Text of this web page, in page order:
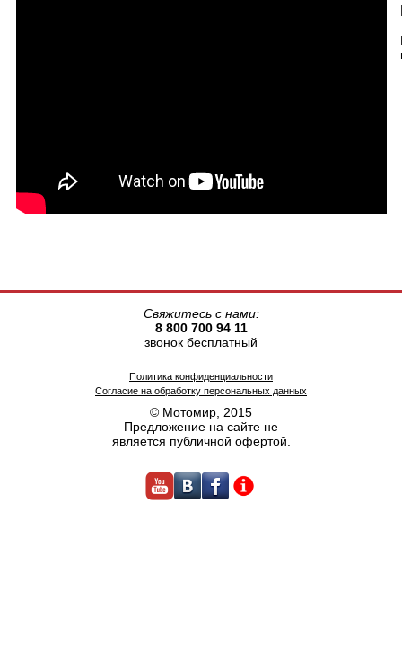
© Мотомир, 2015
Предложение на сайте не
является публичной офертой.
Политика конфиденциальности
Согласие на обработку персональных данных
Свяжитесь с нами:
8 800 700 94 11
звонок бесплатный